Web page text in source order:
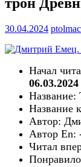
трон
30.04.2024
Начал
06.03.2024
Название:
Название
Автор:
Автор En:
Читал